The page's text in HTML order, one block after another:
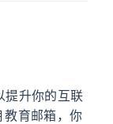
以提升你的互联
教育邮箱，你